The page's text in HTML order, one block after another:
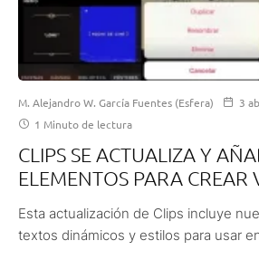
M. Alejandro W. García Fuentes (Esfera)
3
1 Minuto de lectura
CLIPS SE ACTUALIZA Y
ELEMENTOS PARA CREAR
Esta actualización de Clips incluye
textos dinámicos y estilos para usar